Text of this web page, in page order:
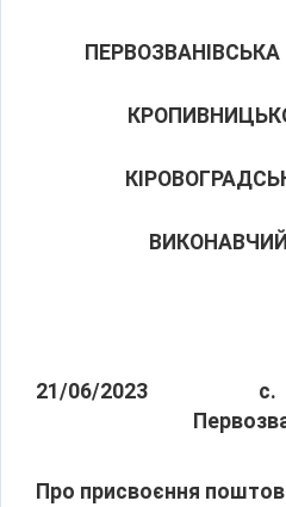
21/06/2023
с.
Про присвоєння